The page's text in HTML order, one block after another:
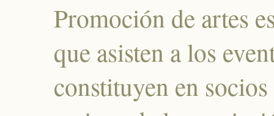
Promoción de artes
que asisten a los
constituyen en